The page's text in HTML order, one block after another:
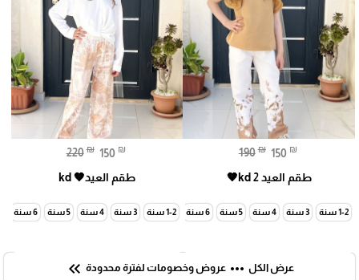
190 ₪ 150 ₪
طقم العيد kd 2🤎
1-2 سنة 3 سنة 4 سنة 5 سنة 6 سنة 7 سنة
220 ₪ 150 ₪
طقم العيد🤎 kd
1-2 سنة 3 سنة 4 سنة 5 سنة 6 سنة
عرض الكل more_horiz عروض وخصومات لفترة محدودة keyboard_double_arrow_left